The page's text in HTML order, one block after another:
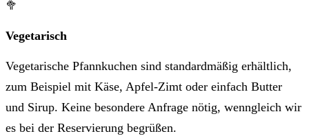
🥦
Vegetarisch
Vegetarische Pfannkuchen sind standardmäßig erhältlich,
zum Beispiel mit Käse, Apfel-Zimt oder einfach Butter
und Sirup. Keine besondere Anfrage nötig, wenngleich wir
es bei der Reservierung begrüßen.